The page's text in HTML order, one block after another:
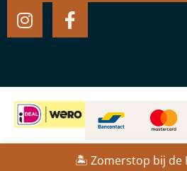
Platte kwast 50
Website door:
🏝️ Zomerstop bij de